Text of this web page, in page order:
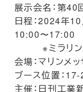
展示会名：第40
日程：2024年10
10:00〜17:00
※ミラリンク
会場：マリンメ
ブース位置：
主催：日刊工業